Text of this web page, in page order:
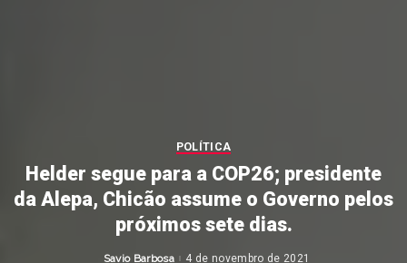
POLÍTICA
Helder segue para a COP26; presidente
da Alepa, Chicão assume o Governo pelos
próximos sete dias.
Savio Barbosa 4 de novembro de 2021